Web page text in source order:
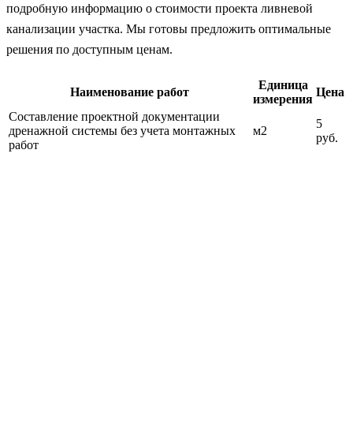
подробную информацию о стоимости проекта ливневой
канализации участка. Мы готовы предложить оптимальные
решения по доступным ценам.
Наименование работ
Единица
измерения
Цена
Cоставление проектной документации
дренажной системы без учета монтажных
работ
м2
5
руб.